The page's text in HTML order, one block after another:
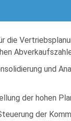
die
und
der hohen
der